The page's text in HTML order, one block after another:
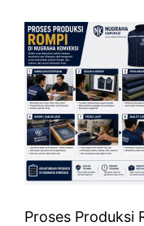
Proses Produksi